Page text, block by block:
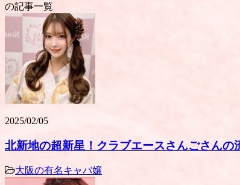
の記事一覧
2025/02/05
北新地の超新星！クラブエースさんごさんの
大阪の有名キャバ嬢